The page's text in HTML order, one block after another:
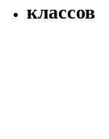
классов